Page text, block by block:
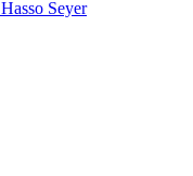
Seyer